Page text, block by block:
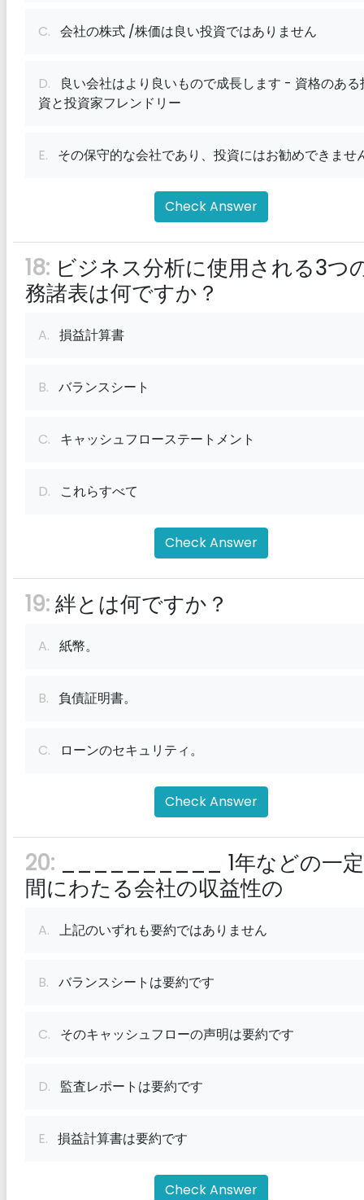
C. 会社の株式 /株価は良い投資ではありません
D. 良い会社はより良いもので成長します - 資格のある
資と投資家フレンドリー
E. その保守的な会社であり、投資にはお勧めできませ
Check Answer
18: ビジネス分析に使用される3つ
務諸表は何ですか？
A. 損益計算書
B. バランスシート
C. キャッシュフローステートメント
D. これらすべて
Check Answer
19:絆とは何ですか？
A. 紙幣。
B. 負債証明書。
C. ローンのセキュリティ。
Check Answer
20: __________ 1年などの一
間にわたる会社の収益性の
A. 上記のいずれも要約ではありません
B. バランスシートは要約です
C. そのキャッシュフローの声明は要約です
D. 監査レポートは要約です
E. 損益計算書は要約です
Check Answer